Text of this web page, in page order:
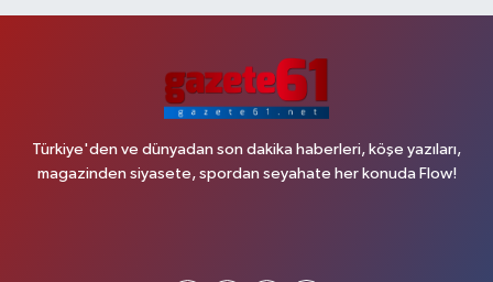
Türkiye'den ve dünyadan son dakika haberleri, köşe yazıları,
magazinden siyasete, spordan seyahate her konuda Flow!